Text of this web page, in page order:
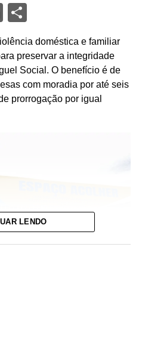
LinkedIn
Share
doméstica e familiar
preservar a integridade
Social. O benefício é de
com moradia por até seis
prorrogação por igual
LENDO